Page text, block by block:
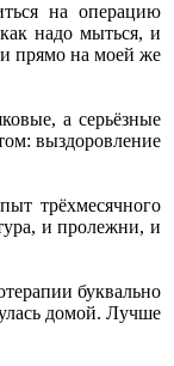
на операцию
надо мыться, и
прямо на моей же
а серьёзные
выздоровление
трёхмесячного
и пролежни, и
буквально
домой. Лучше